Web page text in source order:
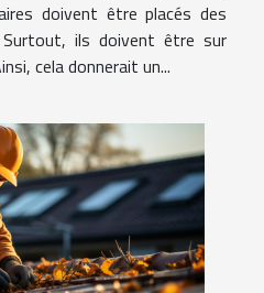
doivent être placés des
Surtout, ils doivent être sur
cela donnerait un...